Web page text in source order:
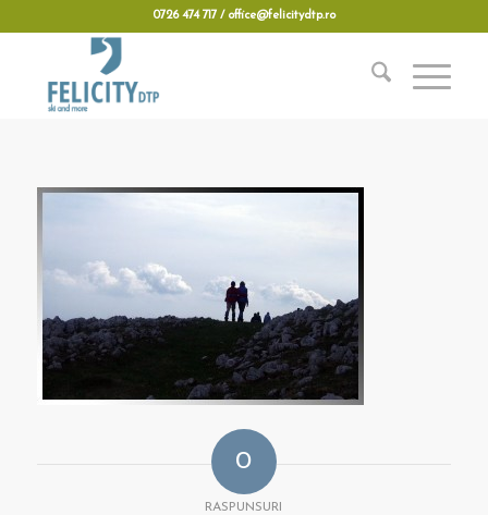
0726 474 717 / office@felicitydtp.ro
0
RASPUNSURI